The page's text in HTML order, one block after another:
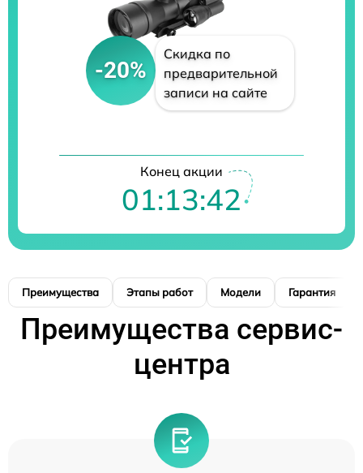
-20%
Скидка по
предварительной
записи на сайте
Конец акции
01:13:41
Преимущества Этапы работ Модели Гарантия
Преимущества сервис-
центра